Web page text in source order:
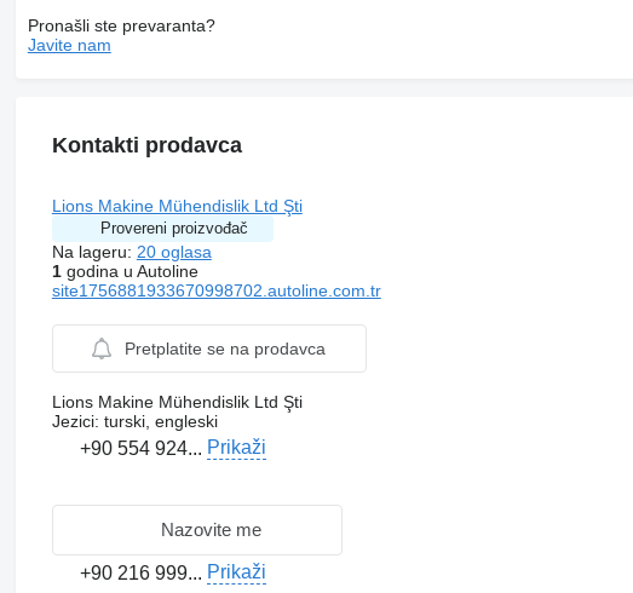
Pronašli ste prevaranta?
Javite nam
Kontakti prodavca
Lions Makine Mühendislik Ltd Şti
Provereni proizvođač
Na lageru: 20 oglasa
1godina u Autoline
site1756881933670998702.autoline.com.tr
Pretplatite se na prodavca
Lions Makine Mühendislik Ltd Şti
Jezici: turski, engleski
+90 554 924... Prikaži
Nazovite me
+90 216 999... Prikaži